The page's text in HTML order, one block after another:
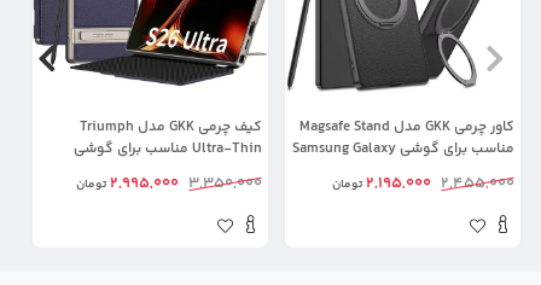
کاور چرمی GKK مدل Magsafe Stand
مناسب برای گوشی Samsung Galaxy
2,455,000
2,195,000تومان
کیف چرمی GKK مدل Triumph
Ultra-Thin مناسب برای گوشی
3,350,000
2,995,000تومان